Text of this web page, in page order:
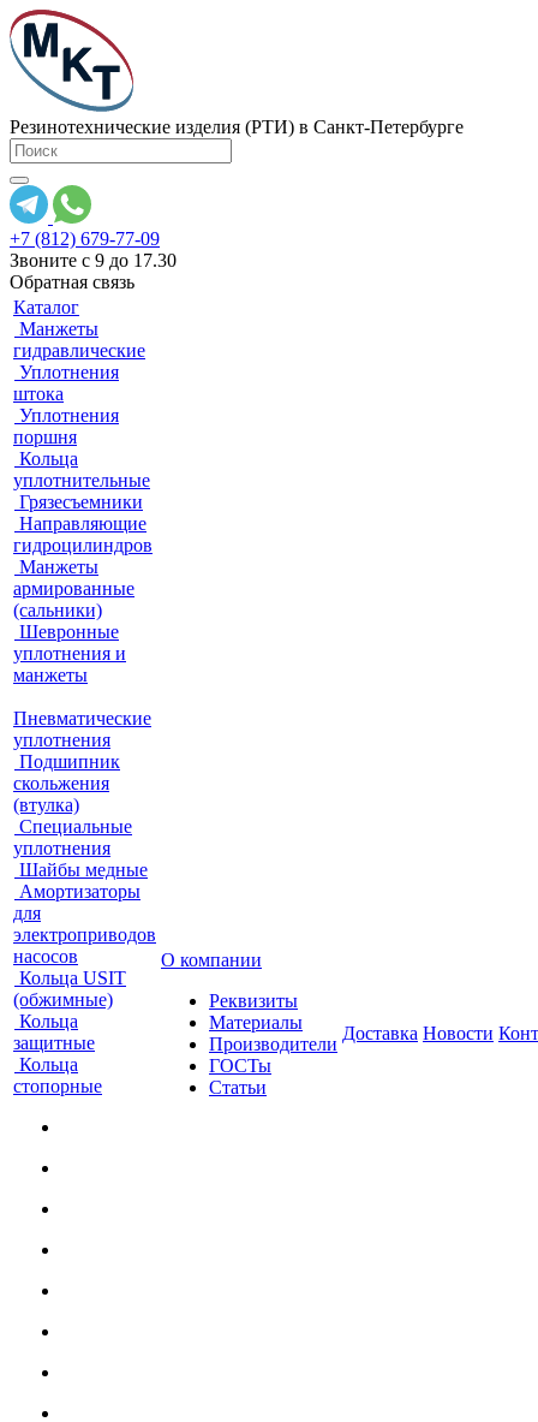
Резинотехнические изделия (РТИ) в Санкт-Петербурге
+7 (812) 679-77-09
Звоните с 9 до 17.30
Обратная связь
Каталог
Манжеты
гидравлические
Уплотнения
штока
Уплотнения
поршня
Кольца
уплотнительные
Грязесъемники
Направляющие
гидроцилиндров
Манжеты
армированные
(сальники)
Шевронные
уплотнения и
манжеты
Пневматические
уплотнения
Подшипник
скольжения
(втулка)
Специальные
уплотнения
Шайбы медные
Амортизаторы
для
электроприводов
насосов
Кольца USIT
(обжимные)
Кольца
защитные
Кольца
стопорные
О компании
Реквизиты
Материалы
Производители
ГОСТы
Статьи
Доставка Новости